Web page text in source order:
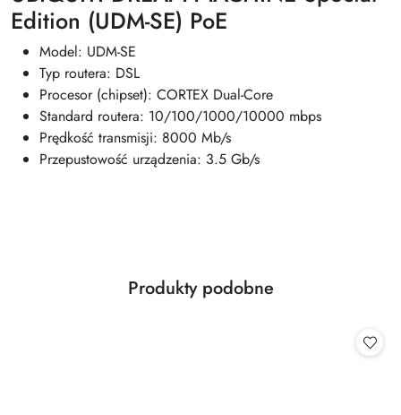
Edition (UDM-SE) PoE
Model: UDM-SE
Typ routera: DSL
Procesor (chipset): CORTEX Dual-Core
Standard routera: 10/100/1000/10000 mbps
Prędkość transmisji: 8000 Mb/s
Przepustowość urządzenia: 3.5 Gb/s
Pomiń karuzelę produktów
Produkty
Produkty podobne